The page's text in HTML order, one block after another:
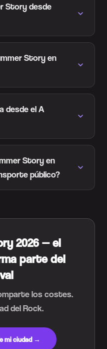
Story desde
Story en
desde el A
Story en
público?
2026 — el
parte del
los costes.
del Rock.
mi ciudad →